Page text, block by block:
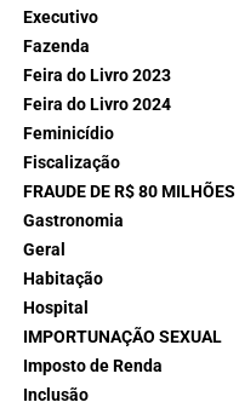
Executivo
Fazenda
Feira do Livro 2023
Feira do Livro 2024
Feminicídio
Fiscalização
FRAUDE DE R$ 80 MILHÕES
Gastronomia
Geral
Habitação
Hospital
IMPORTUNAÇÃO SEXUAL
Imposto de Renda
Inclusão